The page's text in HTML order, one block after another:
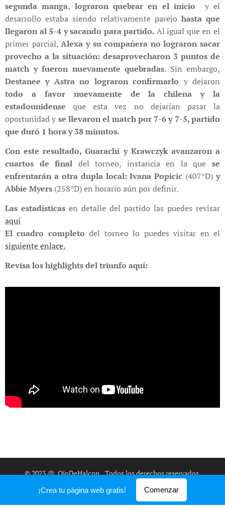
segunda manga, lograron quebrar en el inicio y el
desarrollo estaba siendo relativamente parejo hasta que
llegaron al 5-4 y sacando para partido. Al igual que en el
primer parcial,Alexa y su compañera no lograron sacar
provecho a la situación: desaprovecharon 3 puntos de
match y fueron nuevamente quebradas. Sin embargo,
Destanee y Astra no lograron confirmarlo y dejaron
todo a favor nuevamente de la chilena y la
estadounidense que esta vez no dejarían pasar la
oportunidad y se llevaron el match por 7-6 y 7-5, partido
que duró 1 hora y 38 minutos.
Con este resultado, Guarachi y Krawczyk avanzaron a
cuartos de final del torneo, instancia en la quese
enfrentarán a otra dupla local: Ivana Popicic (407°D)y
Abbie Myers (258°D) en horario aún por definir.
Las estadísticas en detalle del partido las puedes revisar
aquí
El cuadro completo del torneo lo puedes visitar en el
siguiente enlace.
Revisa los highlights del triunfo aquí:
© 2023 @_OjoDeHalcon.Todos los derechos reservados.
Creado conWebnode
¡Crea tu página web gratis! Comenzar